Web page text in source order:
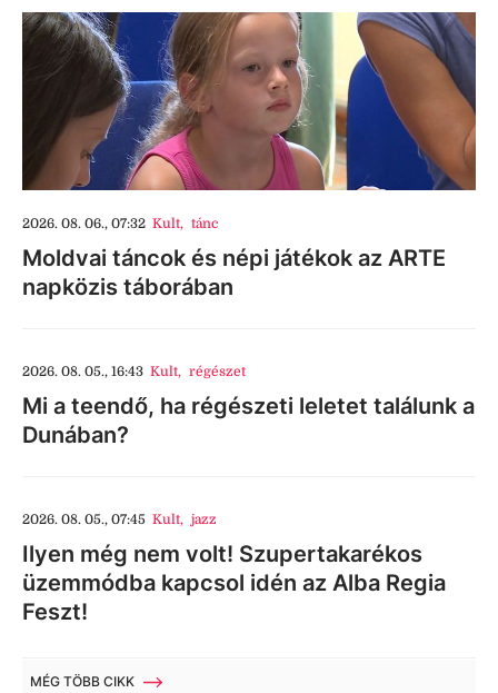
2026. 08. 06., 07:32 Kult, tánc
Moldvai táncok és népi játékok az ARTE
napközis táborában
2026. 08. 05., 16:43 Kult, régészet
Mi a teendő, ha régészeti leletet találunk a
Dunában?
2026. 08. 05., 07:45 Kult, jazz
Ilyen még nem volt! Szupertakarékos
üzemmódba kapcsol idén az Alba Regia
Feszt!
MÉG TÖBB CIKK